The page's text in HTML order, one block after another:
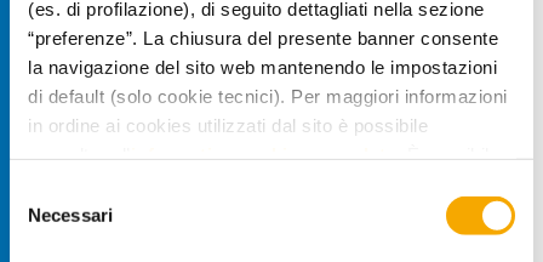
(es. di profilazione), di seguito dettagliati nella sezione
“preferenze”. La chiusura del presente banner consente
la navigazione del sito web mantenendo le impostazioni
di default (solo cookie tecnici). Per maggiori informazioni
in ordine ai cookies utilizzati dal sito è possibile
mediante il link “rivedi le tue scelte sui cookie” presente
delNecessari